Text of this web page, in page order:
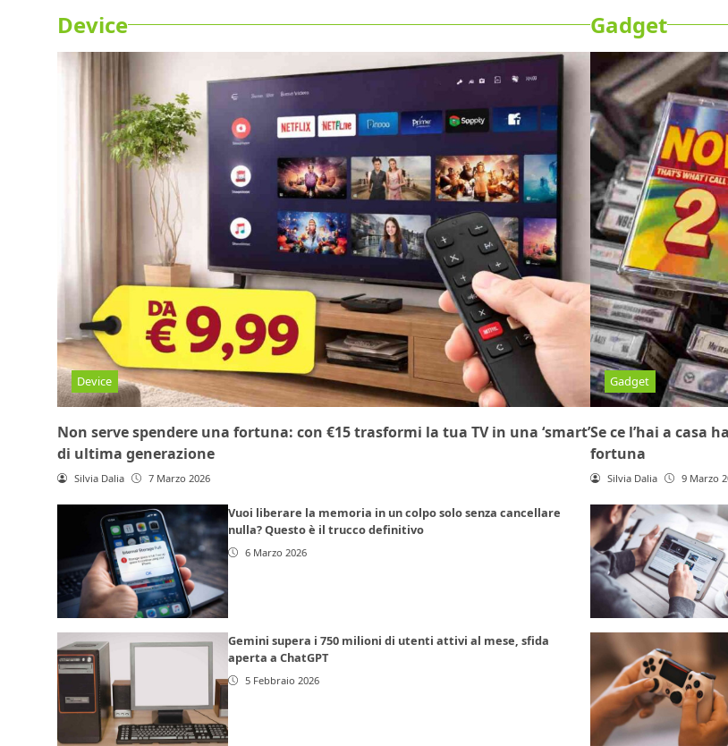
Device
Device
Non serve spendere una fortuna: con €15 trasformi la tua TV in una ‘smart’
di ultima generazione
Silvia Dalia 7 Marzo 2026
Vuoi liberare la memoria in un colpo solo senza cancellare
nulla? Questo è il trucco definitivo
6 Marzo 2026
Gemini supera i 750 milioni di utenti attivi al mese, sfida
aperta a ChatGPT
5 Febbraio 2026
Gadget
Gadget
Se ce l’hai a casa
fortuna
Silvia Dalia 9 Marzo